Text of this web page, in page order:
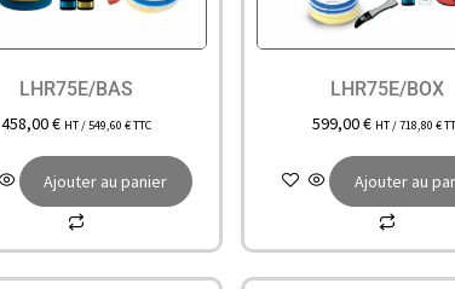
LHR75E/BAS
458,00€ HT /549,60 €TTC
Ajouter au panier
LHR75E/BOX
599,00€ HT /718,80 €
Ajouter au